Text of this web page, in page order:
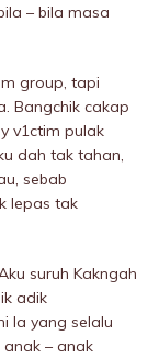
– bila masa
group, tapi
Bangchik cakap
v1ctim pulak
dah tak tahan,
sebab
lepas tak
suruh Kakngah
adik
la yang selalu
– anak